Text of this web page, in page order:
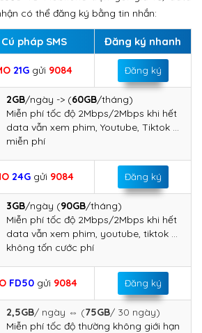
có thể đăng ký bằng tin nhắn:
Cú pháp SMS Đăng ký nhanh
21G gửi 9084 Đăng ký
2GB/ngày -> (60GB/tháng)
Miễn phí tốc độ 2Mbps/2Mbps khi hết
data vẫn xem phim, Youtube, Tiktok …
miễn phí
24G gửi 9084 Đăng ký
3GB/ngày (90GB/tháng)
Miễn phí tốc độ 2Mbps/2Mbps khi hết
data vẫn xem phim, youtube, tiktok …
không tốn cước phí
FD50 gửi 9084 Đăng ký
2,5GB/ ngày ⇔ (75GB/ 30 ngày)
Miễn phí tốc độ thường không giới hạn